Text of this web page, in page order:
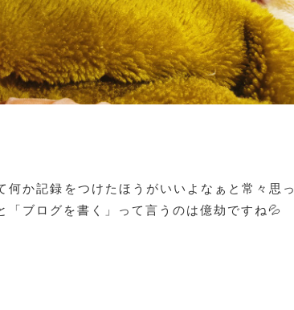
か記録をつけたほうがいいよなぁと常々思っ
ブログを書く」って言うのは億劫ですね💦